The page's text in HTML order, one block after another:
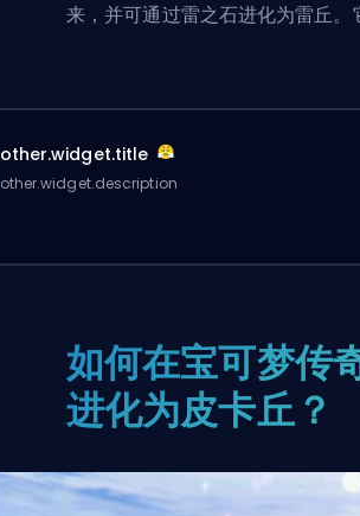
来 ，并可通过雷之石进化为雷丘
other.widget.title
other.widget.description
如何在宝可梦传
进化为皮卡丘？